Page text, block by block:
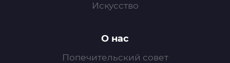
Искусство
О нас
Попечительский совет